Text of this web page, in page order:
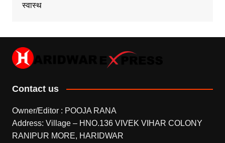
स्वास्थ
Contact us
Owner/Editor : POOJA RANA
Address: Village – HNO.136 VIVEK VIHAR COLONY
RANIPUR MORE, HARIDWAR